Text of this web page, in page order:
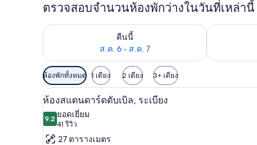
ตรวจสอบจำนวนห้องพักว่างในวันที่เหล่านี้
คืนนี้
ส.ค. 6 - ส.ค. 7
ตรวจสอบจำนวนห้องพักว่างในคืนนี้ ส.ค. 6 - ส.ค. 7
ตรวจสอบจ
ตัว
กรอง
ที่
มี
ให้
ห้องพักทั้งหมด 1 เตียง 2 เตียง 3+ เตียง
เปิด
ภาพถ่าย
ทั้งหมด
เครื่องนอนระดับพรีเมียม, มิ
6
ห้องสแตนดาร์ดดับเบิล, ระเบียง
9.29.2 จาก 10
ยอดเยี่ยม
41 รีวิว
(41
รีวิว)
27 ตารางเมตร